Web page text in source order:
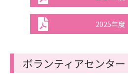
2025年度
ボランティアセンター